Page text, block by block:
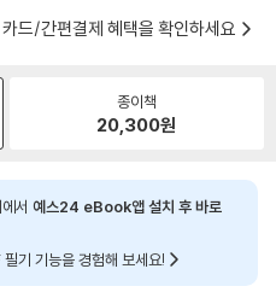
카드/간편결제 혜택을 확인하세요
종이책
20,300원
서 예스24 eBook앱 설치 후 바로
기 기능을 경험해 보세요!